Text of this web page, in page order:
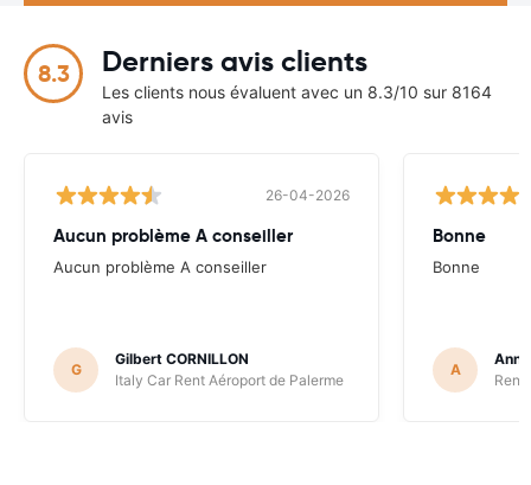
8.3 Derniers avis clients
Les clients nous évaluent avec un 8.3/10 sur 8164
avis
26-04-2026
Aucun problème A conseiller
Aucun problème A conseiller
G
Gilbert CORNILLON
Italy Car Rent Aéroport de Palerme
Bonne
Bonne
A